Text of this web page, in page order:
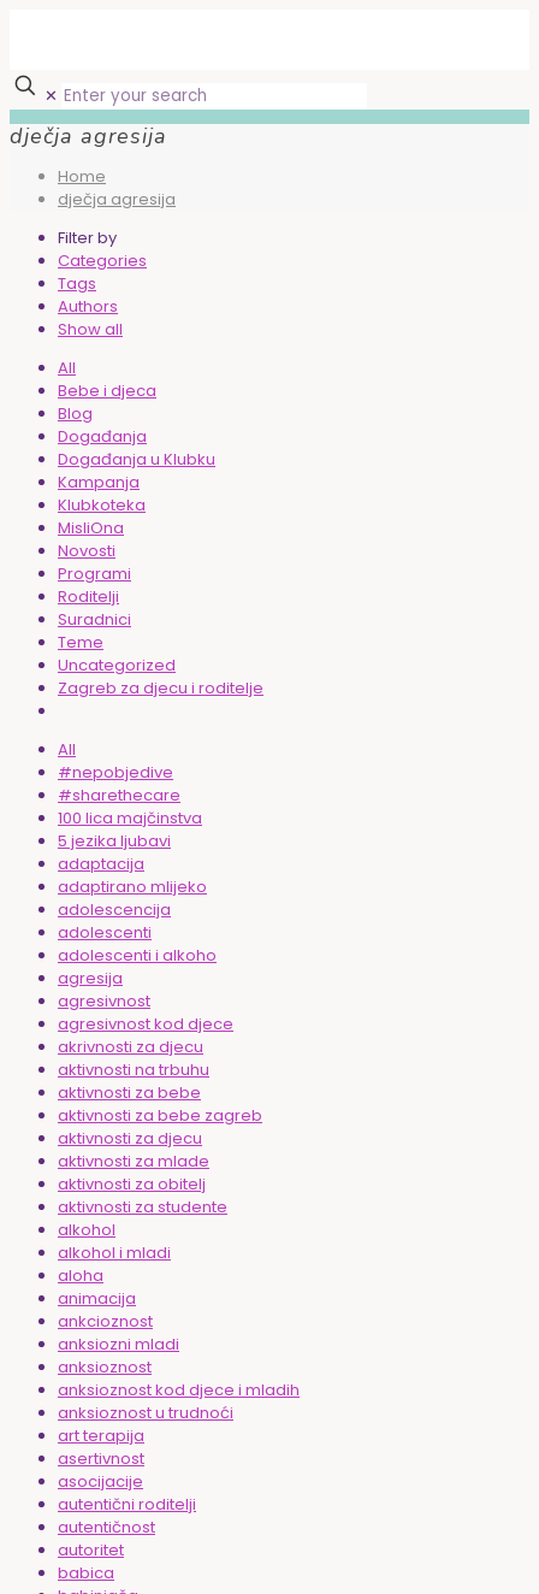
✕
dječja agresija
Home
dječja agresija
Filter by
Categories
Tags
Authors
Show all
All
Bebe i djeca
Blog
Događanja
Događanja u Klubku
Kampanja
Klubkoteka
MisliOna
Novosti
Programi
Roditelji
Suradnici
Teme
Uncategorized
Zagreb za djecu i roditelje
All
#nepobjedive
#sharethecare
100 lica majčinstva
5 jezika ljubavi
adaptacija
adaptirano mlijeko
adolescencija
adolescenti
adolescenti i alkoho
agresija
agresivnost
agresivnost kod djece
akrivnosti za djecu
aktivnosti na trbuhu
aktivnosti za bebe
aktivnosti za bebe zagreb
aktivnosti za djecu
aktivnosti za mlade
aktivnosti za obitelj
aktivnosti za studente
alkohol
alkohol i mladi
aloha
animacija
ankcioznost
anksiozni mladi
anksioznost
anksioznost kod djece i mladih
anksioznost u trudnoći
art terapija
asertivnost
asocijacije
autentični roditelji
autentičnost
autoritet
babica